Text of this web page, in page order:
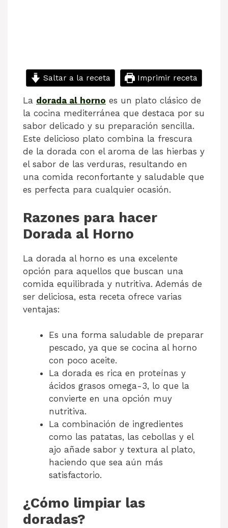
Saltar a la receta Imprimir receta
La dorada al horno es un plato clásico de
la cocina mediterránea que destaca por su
sabor delicado y su preparación sencilla.
Este delicioso plato combina la frescura
de la dorada con el aroma de las hierbas y
el sabor de las verduras, resultando en
una comida reconfortante y saludable que
es perfecta para cualquier ocasión.
Razones para hacer
Dorada al Horno
La dorada al horno es una excelente
opción para aquellos que buscan una
comida equilibrada y nutritiva. Además de
ser deliciosa, esta receta ofrece varias
ventajas:
Es una forma saludable de preparar
pescado, ya que se cocina al horno
con poco aceite.
La dorada es rica en proteínas y
ácidos grasos omega-3, lo que la
convierte en una opción muy
nutritiva.
La combinación de ingredientes
como las patatas, las cebollas y el
ajo añade sabor y textura al plato,
haciendo que sea aún más
satisfactorio.
¿Cómo limpiar las
doradas?